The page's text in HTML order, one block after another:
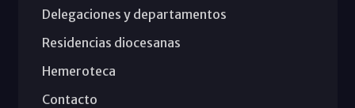
Delegaciones y departamentos
Residencias diocesanas
Hemeroteca
Contacto